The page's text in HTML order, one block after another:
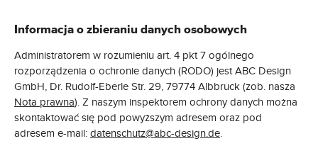
Informacja o zbieraniu danych osobowych
Administratorem w rozumieniu art. 4 pkt 7 ogólnego
rozporządzenia o ochronie danych (RODO) jest ABC Design
GmbH, Dr. Rudolf-Eberle Str. 29, 79774 Albbruck (zob. nasza
Nota prawna). Z naszym inspektorem ochrony danych można
skontaktować się pod powyższym adresem oraz pod
adresem e-mail:datenschutz@abc-design.de.